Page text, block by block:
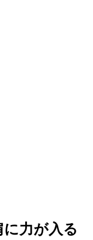
に力が入る